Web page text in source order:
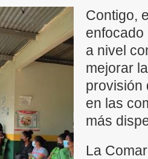
Contigo,
a nivel
mejorar
provisión
en las
más
La